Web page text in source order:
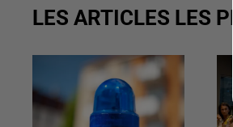
LES ARTICLES LES